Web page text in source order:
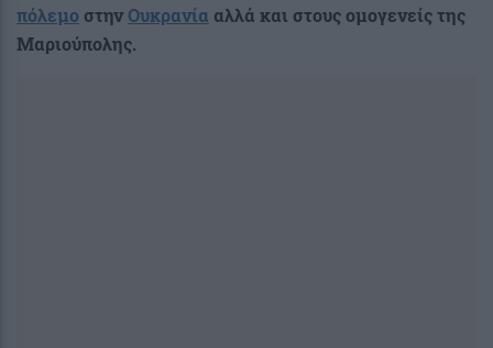
πόλεμο στηνΟυκρανία αλλά και στους ομογενείς της
Μαριούπολης.